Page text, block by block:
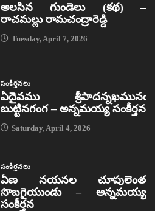
అలసిన గుండెలు (కథ) –
రాచమల్లు రామచంద్రారెడ్డి
Tuesday, April 7, 2026
సంకీర్తనలు
ఏదైవము శ్రీపాదన్నఖమునఁ
బుట్టినగంగ – అన్నమయ్య సంకీర్తన
Saturday, April 4, 2026
సంకీర్తనలు
ఏణ నయనల చూపులెంత
సొబగైయుండు – అన్నమయ్య
సంకీర్తన